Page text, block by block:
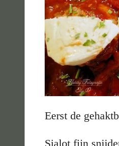
Eerst de
Sjalot fijn